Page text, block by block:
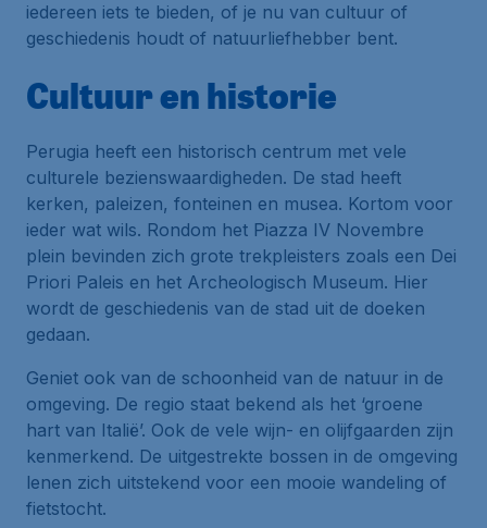
iedereen iets te bieden, of je nu van cultuur of
geschiedenis houdt of natuurliefhebber bent.
Cultuur en historie
Perugia heeft een historisch centrum met vele
culturele bezienswaardigheden. De stad heeft
kerken, paleizen, fonteinen en musea. Kortom voor
ieder wat wils. Rondom het Piazza IV Novembre
plein bevinden zich grote trekpleisters zoals een Dei
Priori Paleis en het Archeologisch Museum. Hier
wordt de geschiedenis van de stad uit de doeken
gedaan.
Geniet ook van de schoonheid van de natuur in de
omgeving. De regio staat bekend als het ‘groene
hart van Italië’. Ook de vele wijn- en olijfgaarden zijn
kenmerkend. De uitgestrekte bossen in de omgeving
lenen zich uitstekend voor een mooie wandeling of
fietstocht.